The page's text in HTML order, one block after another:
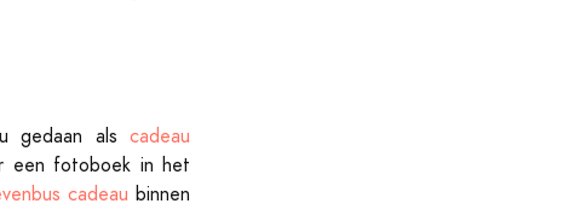
gedaan als cadeau
een fotoboek in het
cadeau binnen